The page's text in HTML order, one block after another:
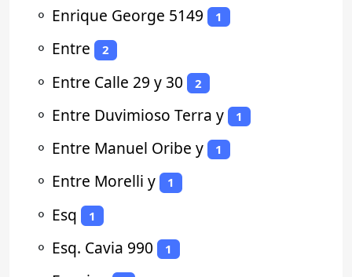
⚬ Enrique George 5149 1
⚬ Entre 2
⚬ Entre Calle 29 y 30 2
⚬ Entre Duvimioso Terra y 1
⚬ Entre Manuel Oribe y 1
⚬ Entre Morelli y 1
⚬ Esq 1
⚬ Esq. Cavia 990 1